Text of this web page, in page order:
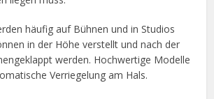
häufig auf Bühnen und in Studios
in der Höhe verstellt und nach der
werden. Hochwertige Modelle
Verriegelung am Hals.